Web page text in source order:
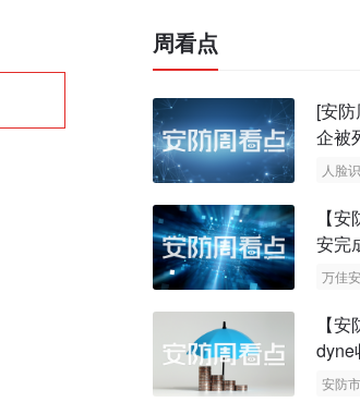
周看点
[安
企被
单”
人脸
【
安完
国内
万佳安
【
dyne
云新
安防